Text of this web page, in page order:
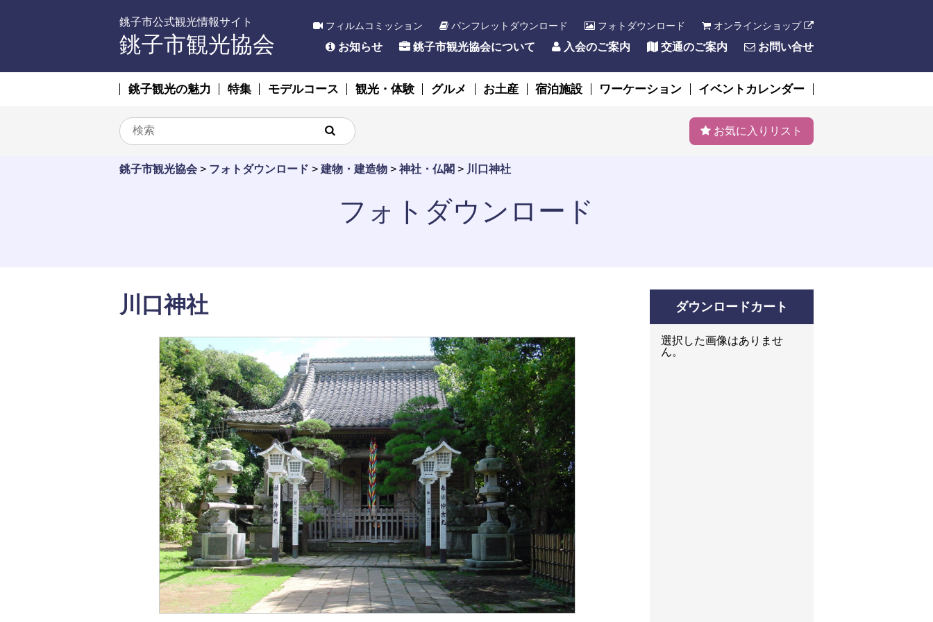
銚子市公式観光情報サイト
銚子市観光協会
フィルムコミッション パンフレットダウンロード フォトダウンロード オンラインショップ
お知らせ 銚子市観光協会について 入会のご案内 交通のご案内 お問い合せ
銚子観光の魅力 特集 モデルコース 観光・体験 グルメ お土産 宿泊施設 ワーケーション イベントカレンダー
お気に入りリスト
銚子市観光協会 > フォトダウンロード > 建物・建造物 > 神社・仏閣 > 川口神社
フォトダウンロード
川口神社 ダウンロードカート
選択した画像はありませ
ん。